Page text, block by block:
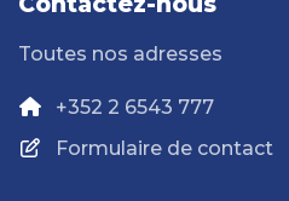
Toutes nos adresses
+352 2 6543 777
Formulaire de contact